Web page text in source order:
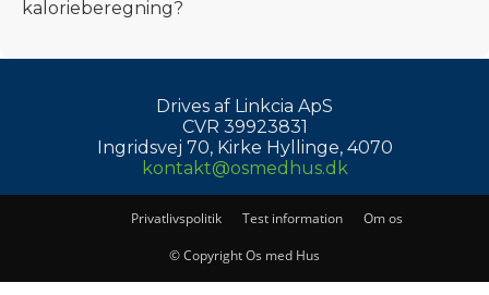
Drives af Linkcia ApS
CVR 39923831
Ingridsvej 70, Kirke Hyllinge, 4070
kontakt@osmedhus.dk
Privatlivspolitik Test information
Om os
© Copyright Os med Hus